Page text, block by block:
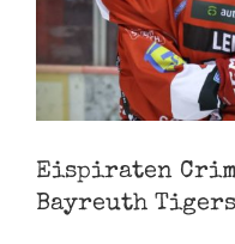
Eispiraten
Bayreuth